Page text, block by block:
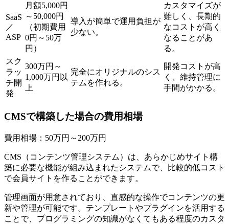
SaaS
／
ASP
月額5,000円
～50,000円
（初期費用
0円～50万
円）
導入が簡単で運用負担が
少ない。
カスタマイズが
難しく、長期的
なコストが高く
なることがあ
る。
スク
ラッ
チ開
発
300万円～
1,000万円以
上
完全にオリジナルのシス
テムを作れる。
開発コストが高
く、維持管理に
手間がかかる。
CMSで構築した場合の費用相場
費用相場：50万円～200万円
CMS（コンテンツ管理システム）は、あらかじめサイト構
築に必要な機能が組み込まれたシステムで、比較的低コスト
で会員サイトを作ることができます。
管理画面が用意されており、直感的な操作でコンテンツの更
新や管理が可能です。テンプレートやプラグインを活用する
ことで、プログラミングの知識がなくてもある程度のカスタ